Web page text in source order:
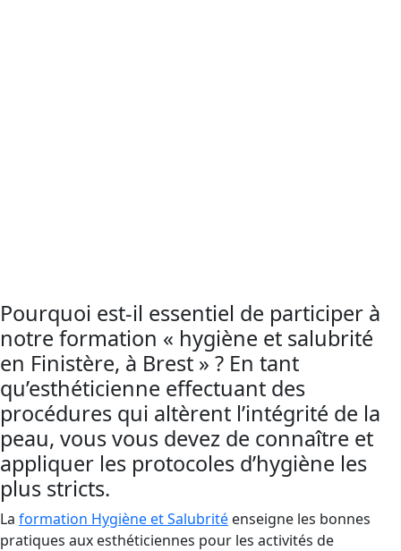
Pourquoi est-il essentiel de participer à
notre formation « hygiène et salubrité
en Finistère, à Brest » ? En tant
qu’esthéticienne effectuant des
procédures qui altèrent l’intégrité de la
peau, vous vous devez de connaître et
appliquer les protocoles d’hygiène les
plus stricts.
La formation Hygiène et Salubrité enseigne les bonnes
pratiques aux esthéticiennes pour les activités de